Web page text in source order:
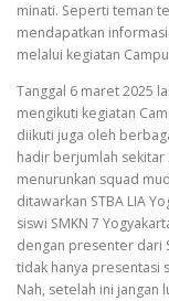
minati. Seperti teman
mendapatkan informasi
melalui kegiatan
Tanggal 6 maret 2025
mengikuti kegiatan
diikuti juga oleh
hadir berjumlah sekitar
menurunkan squad
ditawarkan STBA LIA
siswi SMKN 7
dengan presenter dari
tidak hanya presentasi
Nah, setelah ini jangan